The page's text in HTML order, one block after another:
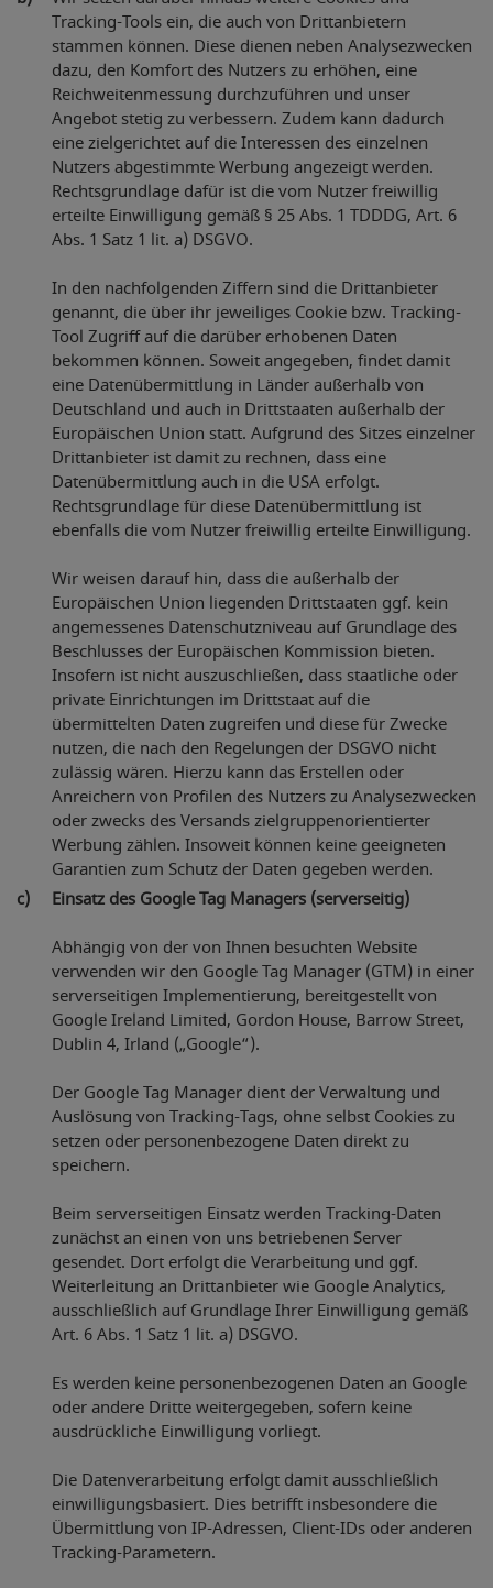
Tracking-Tools ein, die auch von Drittanbietern
stammen können. Diese dienen neben Analysezwecken
dazu, den Komfort des Nutzers zu erhöhen, eine
Reichweitenmessung durchzuführen und unser
Angebot stetig zu verbessern. Zudem kann dadurch
eine zielgerichtet auf die Interessen des einzelnen
Nutzers abgestimmte Werbung angezeigt werden.
Rechtsgrundlage dafür ist die vom Nutzer freiwillig
erteilte Einwilligung gemäß § 25 Abs. 1 TDDDG, Art. 6
Abs. 1 Satz 1 lit. a) DSGVO.
In den nachfolgenden Ziffern sind die Drittanbieter
genannt, die über ihr jeweiliges Cookie bzw. Tracking-
Tool Zugriff auf die darüber erhobenen Daten
bekommen können. Soweit angegeben, findet damit
eine Datenübermittlung in Länder außerhalb von
Deutschland und auch in Drittstaaten außerhalb der
Europäischen Union statt. Aufgrund des Sitzes einzelner
Drittanbieter ist damit zu rechnen, dass eine
Datenübermittlung auch in die USA erfolgt.
Rechtsgrundlage für diese Datenübermittlung ist
ebenfalls die vom Nutzer freiwillig erteilte Einwilligung.
Wir weisen darauf hin, dass die außerhalb der
Europäischen Union liegenden Drittstaaten ggf. kein
angemessenes Datenschutzniveau auf Grundlage des
Beschlusses der Europäischen Kommission bieten.
Insofern ist nicht auszuschließen, dass staatliche oder
private Einrichtungen im Drittstaat auf die
übermittelten Daten zugreifen und diese für Zwecke
nutzen, die nach den Regelungen der DSGVO nicht
zulässig wären. Hierzu kann das Erstellen oder
Anreichern von Profilen des Nutzers zu Analysezwecken
oder zwecks des Versands zielgruppenorientierter
Werbung zählen. Insoweit können keine geeigneten
Garantien zum Schutz der Daten gegeben werden.
Einsatz des Google Tag Managers (serverseitig)
Abhängig von der von Ihnen besuchten Website
verwenden wir den Google Tag Manager (GTM) in einer
serverseitigen Implementierung, bereitgestellt von
Google Ireland Limited, Gordon House, Barrow Street,
Dublin 4, Irland („Google“).
Der Google Tag Manager dient der Verwaltung und
Auslösung von Tracking-Tags, ohne selbst Cookies zu
setzen oder personenbezogene Daten direkt zu
speichern.
Beim serverseitigen Einsatz werden Tracking-Daten
zunächst an einen von uns betriebenen Server
gesendet. Dort erfolgt die Verarbeitung und ggf.
Weiterleitung an Drittanbieter wie Google Analytics,
ausschließlich auf Grundlage Ihrer Einwilligung gemäß
Art. 6 Abs. 1 Satz 1 lit. a) DSGVO.
Es werden keine personenbezogenen Daten an Google
oder andere Dritte weitergegeben, sofern keine
ausdrückliche Einwilligung vorliegt.
Die Datenverarbeitung erfolgt damit ausschließlich
einwilligungsbasiert. Dies betrifft insbesondere die
Übermittlung von IP-Adressen, Client-IDs oder anderen
Tracking-Parametern.